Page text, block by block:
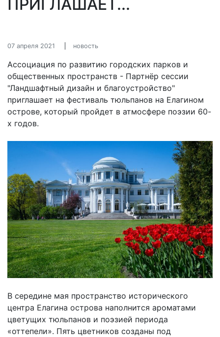
ПРИГЛАШАЕТ...
07 апреля 2021 новость
Ассоциация по развитию городских парков и
общественных пространств - Партнёр сессии
"Ландшафтный дизайн и благоустройство"
приглашает на фестиваль тюльпанов на Елагином
острове, который пройдет в атмосфере поэзии 60-
х годов.
В середине мая пространство исторического
центра Елагина острова наполнится ароматами
цветущих тюльпанов и поэзией периода
«оттепели». Пять цветников созданы под